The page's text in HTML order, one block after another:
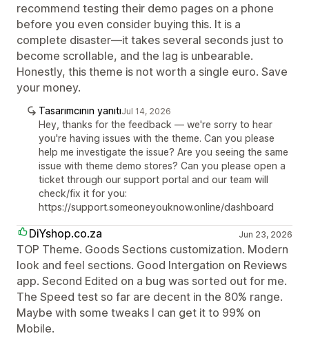
recommend testing their demo pages on a phone
before you even consider buying this. It is a
complete disaster—it takes several seconds just to
become scrollable, and the lag is unbearable.
Honestly, this theme is not worth a single euro. Save
your money.
Tasarımcının yanıtıJul 14, 2026
Hey, thanks for the feedback — we're sorry to hear
you're having issues with the theme. Can you please
help me investigate the issue? Are you seeing the same
issue with theme demo stores? Can you please open a
ticket through our support portal and our team will
check/fix it for you:
https://support.someoneyouknow.online/dashboard
DiYshop.co.za Jun 23, 2026
TOP Theme. Goods Sections customization. Modern
look and feel sections. Good Intergation on Reviews
app. Second Edited on a bug was sorted out for me.
The Speed test so far are decent in the 80% range.
Maybe with some tweaks I can get it to 99% on
Mobile.